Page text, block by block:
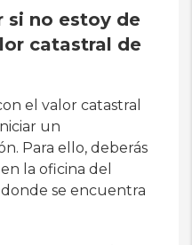
si no estoy de
catastral de
el valor catastral
un
Para ello, deberás
la oficina del
se encuentra